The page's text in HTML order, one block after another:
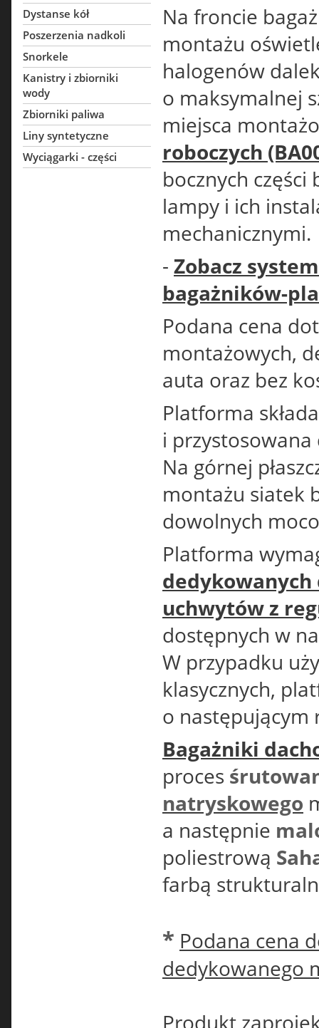
Dystanse kół
Poszerzenia nadkoli
Snorkele
Kanistry i zbiorniki
wody
Zbiorniki paliwa
Liny syntetyczne
Wyciągarki - części
Na froncie
montażu
halogenów
o maksymalnej
miejsca
roboczych
bocznych części
lampy i ich
mechanicznymi.
- Zobacz
bagażników-
Podana cena
montażowych,
auta oraz bez
Platforma
i
Na górnej
montażu siatek
dowolnych
Platforma
uchwytów z
dostępnych w
W przypadku
klasycznych,
o
Bagażniki
proces
natryskowego
a następnie
poliestrową
farbą
* Podana cena
dedykowanego
Produkt